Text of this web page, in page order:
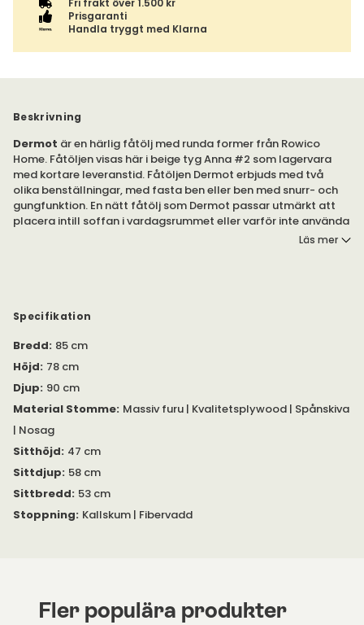
Fri frakt över 1.500 kr
Prisgaranti
Handla tryggt med Klarna
Beskrivning
Dermot är en härlig fåtölj med runda former från Rowico
Home. Fåtöljen visas här i beige tyg Anna #2 som lagervara
med kortare leveranstid. Fåtöljen Dermot erbjuds med två
olika benställningar, med fasta ben eller ben med snurr- och
gungfunktion. En nätt fåtölj som Dermot passar utmärkt att
placera intill soffan i vardagsrummet eller varför inte använda
med snurr- och gungfunktion kan fåtöljen snurras 360 grader.
eller snurr).
Mått från golv till ovankant armstöd är 69 cm.
Dermot fåtölj passar särskilt bra att kombinera medNorris
soffai samma tyg.
Läs mer
Specifikation
Bredd: 85 cm
Höjd: 78 cm
Djup: 90 cm
Material Stomme: Massiv furu | Kvalitetsplywood | Spånskiva
| Nosag
Sitthöjd: 47 cm
Sittdjup: 58 cm
Sittbredd: 53 cm
Stoppning: Kallskum | Fibervadd
Fler populära produkter